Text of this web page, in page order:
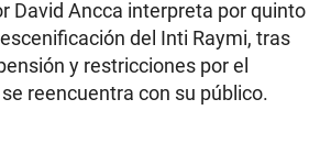
David Ancca interpreta por quinto
del Inti Raymi, tras
y restricciones por el
reencuentra con su público.